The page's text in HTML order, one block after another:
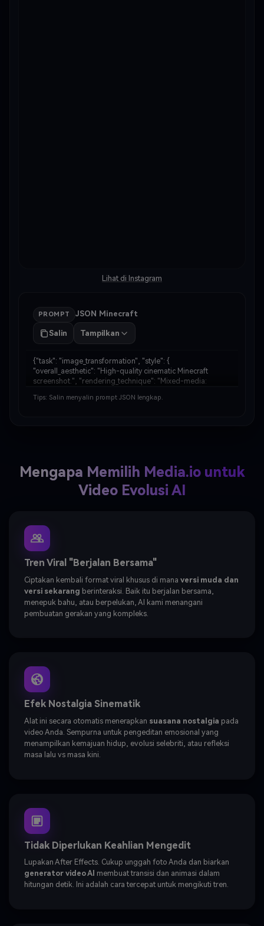
Lihat di Instagram
PROMPT JSON Minecraft
Salin Tampilkan
{"task": "image_transformation", "style": {
"overall_aesthetic": "High-quality cinematic Minecraft
screenshot.", "rendering_technique": "Mixed-media:
environment." }, "subject_rules": { "main_subject": "The
Tips: Salin menyalin prompt JSON lengkap.
Mengapa Memilih Media.io untuk
Video Evolusi AI
Tren Viral "Berjalan Bersama"
Ciptakan kembali format viral khusus di mana versi muda dan
versi sekarang berinteraksi. Baik itu berjalan bersama,
menepuk bahu, atau berpelukan, AI kami menangani
pembuatan gerakan yang kompleks.
Efek Nostalgia Sinematik
Alat ini secara otomatis menerapkan suasana nostalgia pada
video Anda. Sempurna untuk pengeditan emosional yang
menampilkan kemajuan hidup, evolusi selebriti, atau refleksi
masa lalu vs masa kini.
Tidak Diperlukan Keahlian Mengedit
Lupakan After Effects. Cukup unggah foto Anda dan biarkan
generator video AI membuat transisi dan animasi dalam
hitungan detik. Ini adalah cara tercepat untuk mengikuti tren.